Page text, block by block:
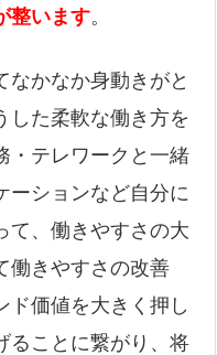
整います。
なかなか身動きがと
した柔軟な働き方を
・テレワークと一緒
ーションなど自分に
て、働きやすさの大
働きやすさの改善
ド価値を大きく押し
ることに繋がり、将